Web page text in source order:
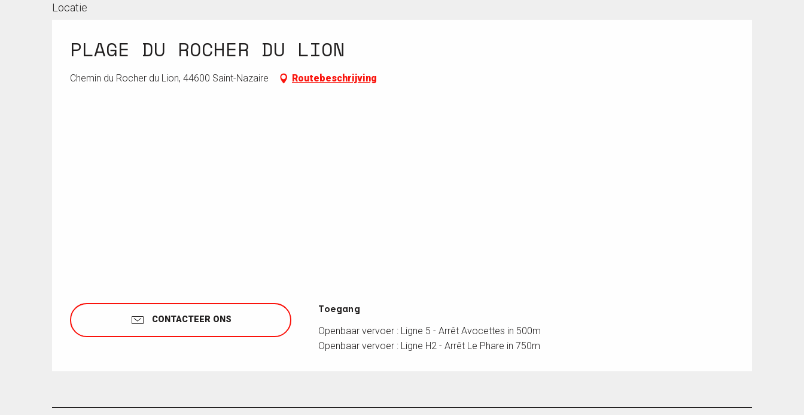
Locatie
PLAGE DU ROCHER DU LION
Chemin du Rocher du Lion, 44600 Saint-Nazaire Routebeschrijving
CONTACTEER ONS
Toegang
Toegang
Openbaar vervoer : Ligne 5 - Arrêt Avocettes in 500m
Openbaar vervoer : Ligne H2 - Arrêt Le Phare in 750m